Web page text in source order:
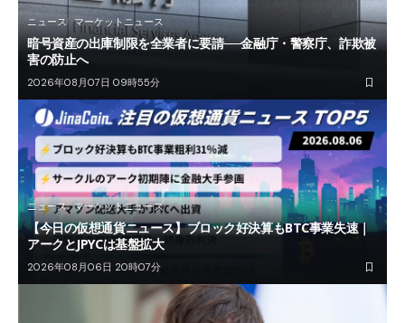
ニュース マーケットニュース
暗号資産の出庫制限を全業者に要請──金融庁・警察庁、詐欺被
害の防止へ
2026年08月07日 09時55分
ニュース マーケットニュース
【今日の仮想通貨ニュース】ブロック好決算もBTC事業失速｜
アークとJPYCは基盤拡大
2026年08月06日 20時07分